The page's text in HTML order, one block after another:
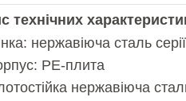
технічних
нержавіюча сталь
PE-плита
нержавіюча